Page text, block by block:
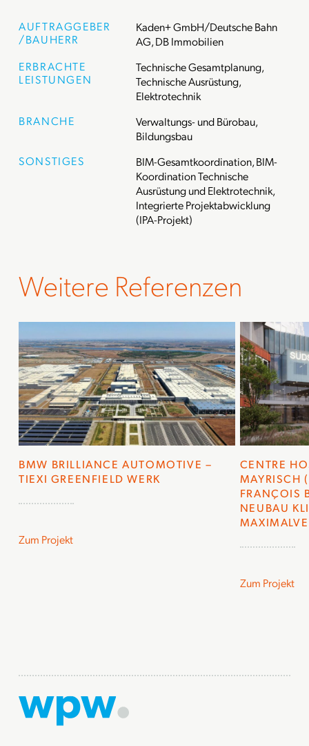
AUFTRAGGEBER
/BAUHERR
Kaden+ GmbH/Deutsche Bahn
AG, DB Immobilien
ERBRACHTE
LEISTUNGEN
Technische Gesamtplanung,
Technische Ausrüstung,
Elektrotechnik
BRANCHE
Verwaltungs- und Bürobau,
Bildungsbau
SONSTIGES
BIM-Gesamtkoordination, BIM-
Koordination Technische
Ausrüstung und Elektrotechnik,
Integrierte Projektabwicklung
(IPA-Projekt)
Weitere Referenzen
BMW BRILLIANCE AUTOMOTIVE –
TIEXI GREENFIELD WERK
Zum Projekt
CENTRE
MAYRISCH
FRANÇOIS
NEUBAU
Zum Projekt